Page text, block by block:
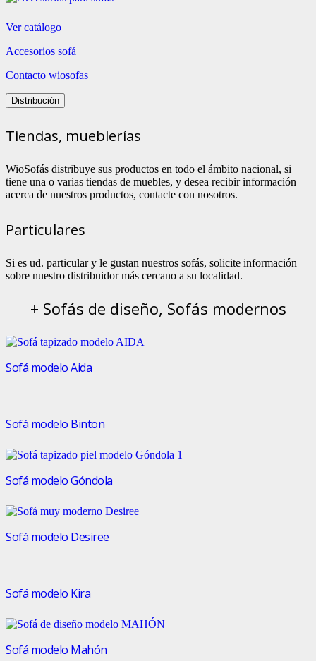
Ver catálogo
Accesorios sofá
Contacto wiosofas
Distribución
Tiendas, mueblerías
WioSofás distribuye sus productos en todo el ámbito nacional, si
tiene una o varias tiendas de muebles, y desea recibir información
acerca de nuestros productos, contacte con nosotros.
Particulares
Si es ud. particular y le gustan nuestros sofás, solicite información
sobre nuestro distribuidor más cercano a su localidad.
+ Sofás de diseño, Sofás modernos
Sofá modelo Aida
Sofá modelo Binton
Sofá modelo Góndola
Sofá modelo Desiree
Sofá modelo Kira
Sofá modelo Mahón